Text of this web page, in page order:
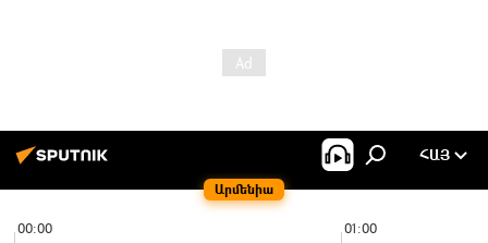
Արմենիա
ՀԱՅ
00:00 01:00